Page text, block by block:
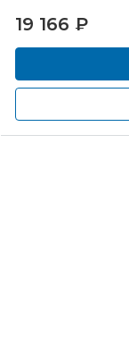
19 166 ₽